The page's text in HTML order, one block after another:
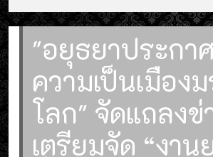
"อยุธยาประกา
ความเป็นเมือง
โลก" จัดแถลงข่
เตรียมจัด “งาน